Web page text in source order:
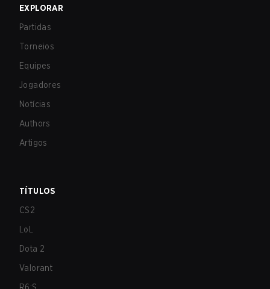
EXPLORAR
Partidas
Torneios
Equipes
Jogadores
Notícias
Authors
Artigos
TÍTULOS
CS2
LoL
Dota 2
Valorant